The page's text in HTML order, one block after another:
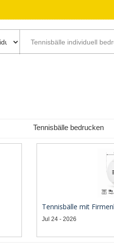
Tennisbälle bedrucken
Tennisbälle mit
Jul 24 - 2026